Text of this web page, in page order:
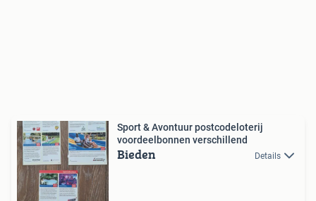
Sport & Avontuur postcodeloterij
voordeelbonnen verschillend
Bieden Details